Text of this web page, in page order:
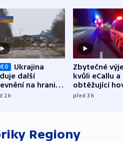
Ukrajina
další
na hranici
2h
Zbytečné
kvůli eCallu a
obtěžující
zdržují
před 3h
Regiony